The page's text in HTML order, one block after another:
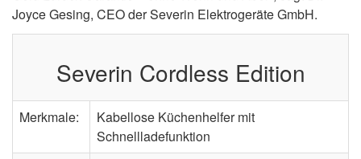
Joyce Gesing, CEO der Severin Elektrogeräte GmbH.
Severin Cordless Edition
Merkmale:
Kabellose Küchenhelfer mit
Schnellladefunktion